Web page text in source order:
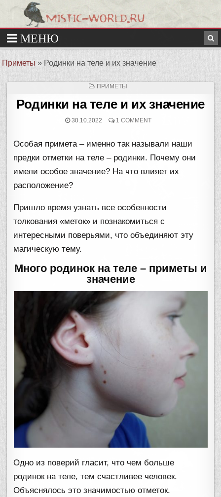
Приметы » Родинки на теле и их значение
ОПУБЛИКОВАНО
ПРИМЕТЫ
Родинки на теле и их значение
30.10.2022 1 COMMENT
Особая примета – именно так называли наши
предки отметки на теле – родинки. Почему они
имели особое значение? На что влияет их
расположение?
Пришло время узнать все особенности
толкования «меток» и познакомиться с
интересными поверьями, что объединяют эту
магическую тему.
Много родинок на теле – приметы и
значение
Одно из поверий гласит, что чем больше
родинок на теле, тем счастливее человек.
Объяснялось это значимостью отметок.